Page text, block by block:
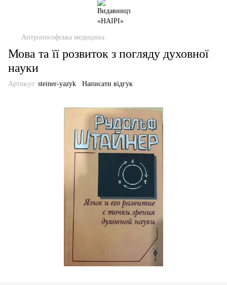
Антропософська медицина
Мова та її розвиток з погляду духовної
науки
Артикул: steiner-yazyk Написати відгук